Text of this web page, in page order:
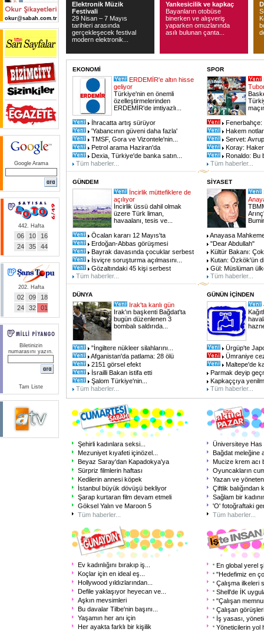
okur@sabah.com.tr
Google Arama
442. Hafta
06 10
16
24
35 44
202. Hafta
02 09
18
24
32 01
Biletinizin
numarasını yazın.
Tam Liste
Elektronik Müzik
Festivali
29 Nisan – 7 Mayıs
tarihleri arasında
gerçekleşecek festival
modern elektronik...
Yankesicilik ve kapkaç
Bayanların otobüse
binerken ve alışveriş
yaparken omuzlarında
asılı bulunan çanta...
EKONOMİ
ERDEMİR'e altın hisse
geliyor
Türkiye'nin en önemli
özelleştirmelerinden
ERDEMİR'de imtiyazlı...
İhracatta artış sürüyor
'Yabancının güveni daha fazla'
TMSF, Gora ve Vizontele'nin...
Petrol arama Haziran'da
Dexia, Türkiye'de banka satın...
Tüm haberler...
SPOR
Fenerbahçe:
Hakem
Servet:
Koray:
Ronaldo: Bu
Tüm haberler...
GÜNDEM
İncirlik müttefiklere de
açılıyor
İncirlik üssü dahil olmak
üzere Türk liman,
havaalanı, tesis ve...
Öcalan kararı 12 Mayıs'ta
Erdoğan-Abbas görüşmesi
Bayrak davasında çocuklar serbest
İsviçre soruşturma açılmasını...
Gözaltındaki 45 kişi serbest
Tüm haberler...
SİYASET
Anayasa
"Dear Abdullah"
Kültür Bakanı:
Kutan: Özkök'ün
Gül: Müslüman
Tüm haberler...
DÜNYA
Irak'ta kanlı gün
Irak'ın başkenti Bağdat'ta
bugün düzenlenen 3
bombalı saldırıda...
"İngiltere nükleer silahlarını...
Afganistan'da patlama: 28 ölü
2151 görsel efekt
İsrailli Bakan istifa etti
Şalom Türkiye'nin...
Tüm haberler...
GÜNÜN İÇİNDEN
Ürgüp'te
Ümraniye
Maltepe'de
Parmak deyip
Kapkaççıya
Tüm haberler...
Şehirli kadınlara seksi...
Mezuniyet kıyafeti içinözel...
Beyaz Saray'dan Kapadokya'ya
Sürpriz filmlerin haftası
Kedilerin annesi köpek
İstanbul büyük dövüşü bekliyor
Şarap kurtaran film devam etmeli
Göksel Yalın ve Maroon 5
Tüm haberler...
Üniversiteye Has
Bağdat meleğine
Mucize krem acı
Oyuncakların
Yazan ve
Çiftlik balığından
Sağlam bir
'O' fotoğraftaki
Tüm haberler...
Ev kadınlığını bırakıp iş...
Koçlar için en ideal eş...
Hollywood yıldızlarından...
Defile yaklaşıyor heyecan ve...
Aşkın mevsimleri
Bu davalar Tilbe'nin başını...
Yaşamın her anı için
Her ayakta farklı bir kişilik
En global yerel
"Hedefimiz en
Çalışma ilkeleri
Shell'de İK
"Çalışan
Çalışan görüşleri
İş yasası,
Yöneticilerin yol